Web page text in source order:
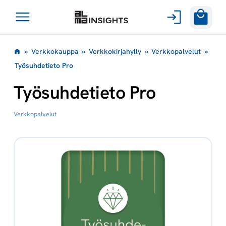
sisältöön
Avaa
» Verkkokauppa » Verkkokirjahylly » Verkkopalvelut »
Työsuhdetieto Pro
Työsuhdetieto Pro
Verkkopalvelut